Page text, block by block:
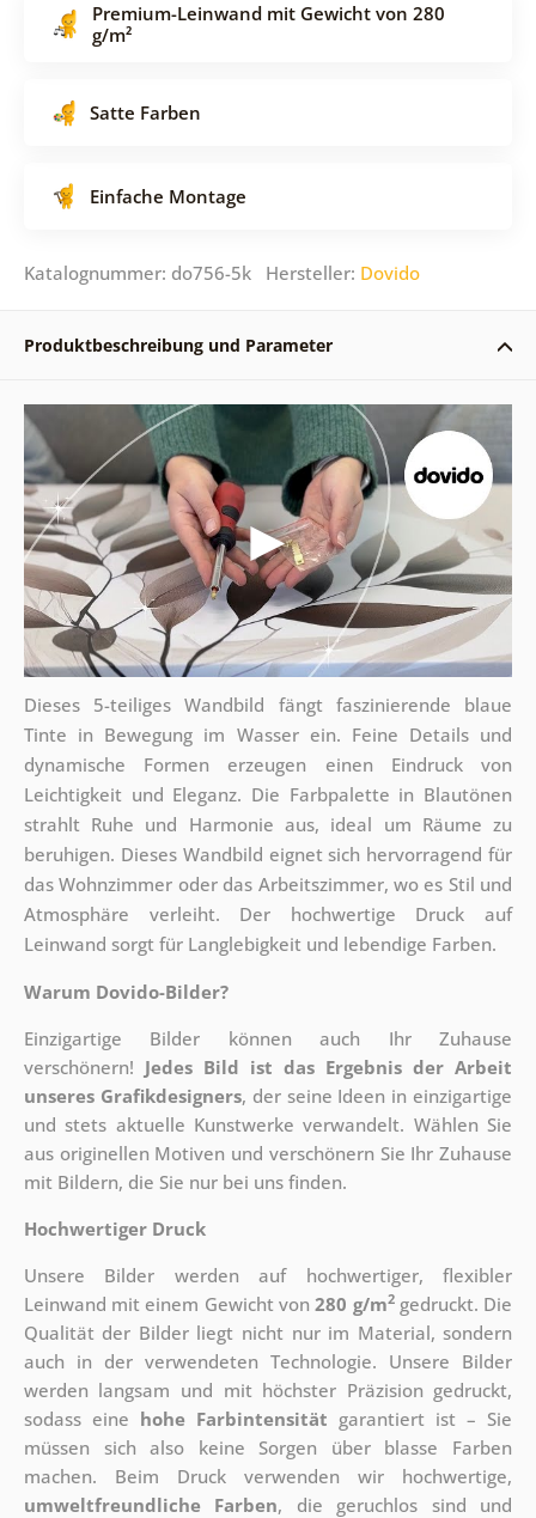
Premium-Leinwand mit Gewicht von 280
g/m²
Satte Farben
Einfache Montage
Katalognummer: do756-5k Hersteller: Dovido
Produktbeschreibung und Parameter
Dieses 5-teiliges Wandbild fängt faszinierende blaue
Tinte in Bewegung im Wasser ein. Feine Details und
dynamische Formen erzeugen einen Eindruck von
Leichtigkeit und Eleganz. Die Farbpalette in Blautönen
strahlt Ruhe und Harmonie aus, ideal um Räume zu
beruhigen. Dieses Wandbild eignet sich hervorragend für
das Wohnzimmer oder das Arbeitszimmer, wo es Stil und
Atmosphäre verleiht. Der hochwertige Druck auf
Leinwand sorgt für Langlebigkeit und lebendige Farben.
Warum Dovido-Bilder?
Einzigartige Bilder können auch Ihr Zuhause
verschönern! Jedes Bild ist das Ergebnis der Arbeit
unseres Grafikdesigners, der seine Ideen in einzigartige
und stets aktuelle Kunstwerke verwandelt. Wählen Sie
aus originellen Motiven und verschönern Sie Ihr Zuhause
mit Bildern, die Sie nur bei uns finden.
Hochwertiger Druck
Unsere Bilder werden auf hochwertiger, flexibler
Leinwand mit einem Gewicht von280 g/m2gedruckt. Die
Qualität der Bilder liegt nicht nur im Material, sondern
auch in der verwendeten Technologie. Unsere Bilder
werden langsam und mit höchster Präzision gedruckt,
sodass eine hohe Farbintensität garantiert ist – Sie
müssen sich also keine Sorgen über blasse Farben
machen. Beim Druck verwenden wir hochwertige,
umweltfreundliche Farben, die geruchlos sind und